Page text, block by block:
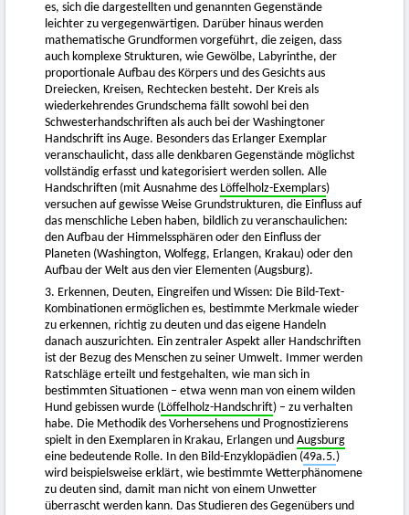
es, sich die dargestellten und genannten Gegenstände
leichter zu vergegenwärtigen. Darüber hinaus werden
mathematische Grundformen vorgeführt, die zeigen, dass
auch komplexe Strukturen, wie Gewölbe, Labyrinthe, der
proportionale Aufbau des Körpers und des Gesichts aus
Dreiecken, Kreisen, Rechtecken besteht. Der Kreis als
wiederkehrendes Grundschema fällt sowohl bei den
Schwesterhandschriften als auch bei der Washingtoner
Handschrift ins Auge. Besonders das Erlanger Exemplar
veranschaulicht, dass alle denkbaren Gegenstände möglichst
vollständig erfasst und kategorisiert werden sollen. Alle
Handschriften (mit Ausnahme des Löffelholz-Exemplars)
versuchen auf gewisse Weise Grundstrukturen, die Einfluss auf
das menschliche Leben haben, bildlich zu veranschaulichen:
den Aufbau der Himmelssphären oder den Einfluss der
Planeten (Washington, Wolfegg, Erlangen, Krakau) oder den
Aufbau der Welt aus den vier Elementen (Augsburg).
3. Erkennen, Deuten, Eingreifen und Wissen: Die Bild-Text-
Kombinationen ermöglichen es, bestimmte Merkmale wieder
zu erkennen, richtig zu deuten und das eigene Handeln
danach auszurichten. Ein zentraler Aspekt aller Handschriften
ist der Bezug des Menschen zu seiner Umwelt. Immer werden
Ratschläge erteilt und festgehalten, wie man sich in
bestimmten Situationen – etwa wenn man von einem wilden
Hund gebissen wurde (Löffelholz-Handschrift) – zu verhalten
habe. Die Methodik des Vorhersehens und Prognostizierens
spielt in den Exemplaren in Krakau, Erlangen undAugsburg
eine bedeutende Rolle. In den Bild-Enzyklopädien (49a.5.)
wird beispielsweise erklärt, wie bestimmte Wetterphänomene
zu deuten sind, damit man nicht von einem Unwetter
überrascht werden kann. Das Studieren des Gegenübers und